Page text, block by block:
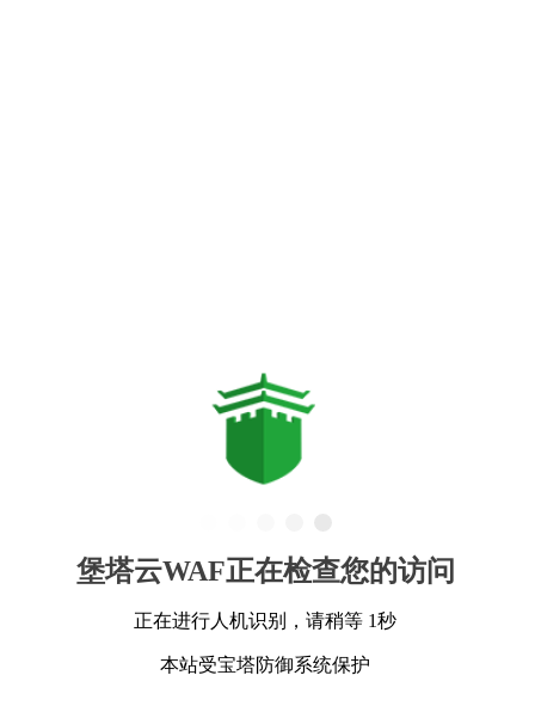
堡塔云WAF正在检查您的访问
正在进行人机识别，请稍等 1秒
本站受宝塔防御系统保护